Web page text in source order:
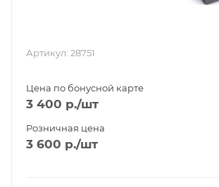
Артикул: 28751
Цена по бонусной карте
3 400 р./шт
Розничная цена
3 600 р./шт